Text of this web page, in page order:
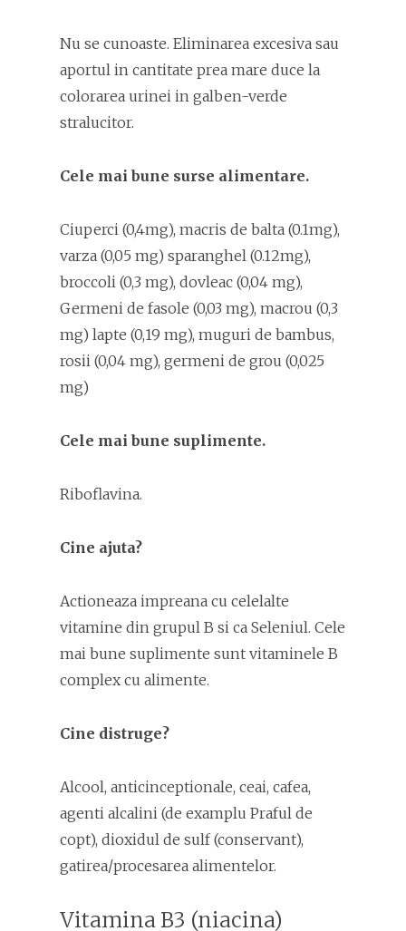
Nu se cunoaste. Eliminarea excesiva sau
aportul in cantitate prea mare duce la
colorarea urinei in galben-verde
stralucitor.
Cele mai bune surse alimentare.
Ciuperci (0,4mg), macris de balta (0.1mg),
varza (0,05 mg) sparanghel (0.12mg),
broccoli (0,3 mg), dovleac (0,04 mg),
Germeni de fasole (0,03 mg), macrou (0,3
mg) lapte (0,19 mg), muguri de bambus,
rosii (0,04 mg), germeni de grou (0,025
mg)
Cele mai bune suplimente.
Riboflavina.
Cine ajuta?
Actioneaza impreana cu celelalte
vitamine din grupul B si ca Seleniul. Cele
mai bune suplimente sunt vitaminele B
complex cu alimente.
Cine distruge?
Alcool, anticinceptionale, ceai, cafea,
agenti alcalini (de examplu Praful de
copt), dioxidul de sulf (conservant),
gatirea/procesarea alimentelor.
Vitamina B3 (niacina)